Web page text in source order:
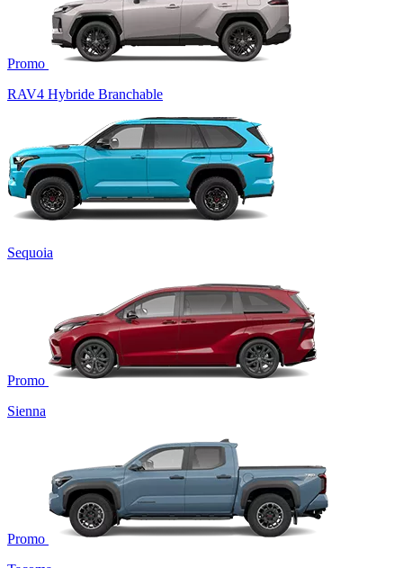
Promo
RAV4 Hybride Branchable
Sequoia
Promo
Sienna
Promo